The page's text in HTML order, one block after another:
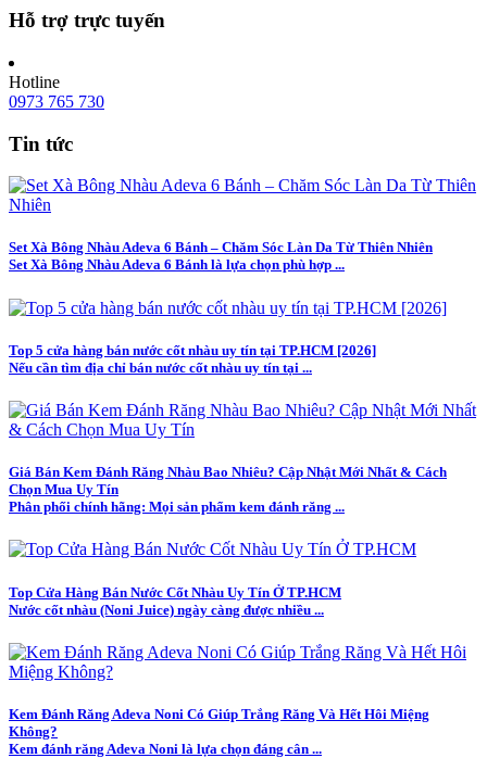
Hỗ trợ trực tuyến
Hotline
0973 765 730
Tin tức
Set Xà Bông Nhàu Adeva 6 Bánh – Chăm Sóc Làn Da Từ Thiên Nhiên
Set Xà Bông Nhàu Adeva 6 Bánh là lựa chọn phù hợp ...
Top 5 cửa hàng bán nước cốt nhàu uy tín tại TP.HCM [2026]
Nếu cần tìm địa chỉ bán nước cốt nhàu uy tín tại ...
Giá Bán Kem Đánh Răng Nhàu Bao Nhiêu? Cập Nhật Mới Nhất & Cách
Chọn Mua Uy Tín
Phân phối chính hãng: Mọi sản phẩm kem đánh răng ...
Top Cửa Hàng Bán Nước Cốt Nhàu Uy Tín Ở TP.HCM
Nước cốt nhàu (Noni Juice) ngày càng được nhiều ...
Kem Đánh Răng Adeva Noni Có Giúp Trắng Răng Và Hết Hôi Miệng
Không?
Kem đánh răng Adeva Noni là lựa chọn đáng cân ...